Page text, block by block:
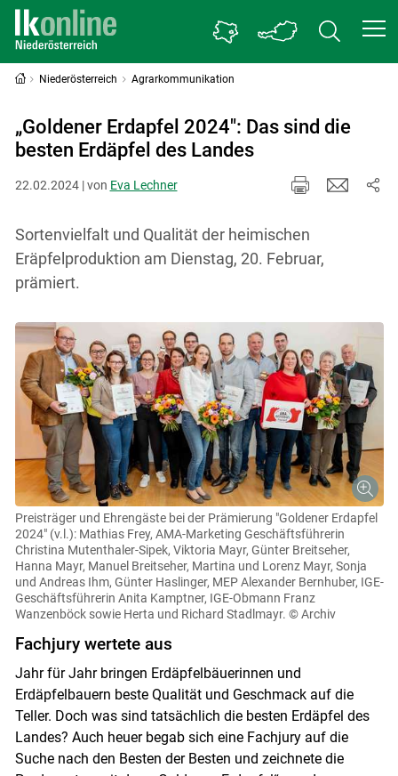
Niederösterreich Agrarkommunikation
„Goldener Erdapfel 2024": Das sind die
besten Erdäpfel des Landes
22.02.2024 | von Eva Lechner
Sortenvielfalt und Qualität der heimischen
Eräpfelproduktion am Dienstag, 20. Februar,
prämiert.
Preisträger und Ehrengäste bei der Prämierung "Goldener Erdapfel
2024" (v.l.): Mathias Frey, AMA-Marketing Geschäftsführerin
Christina Mutenthaler-Sipek, Viktoria Mayr, Günter Breitseher,
Hanna Mayr, Manuel Breitseher, Martina und Lorenz Mayr, Sonja
und Andreas Ihm, Günter Haslinger, MEP Alexander Bernhuber, IGE-
Geschäftsführerin Anita Kamptner, IGE-Obmann Franz
Wanzenböck sowie Herta und Richard Stadlmayr. © Archiv
Fachjury wertete aus
Jahr für Jahr bringen Erdäpfelbäuerinnen und
Erdäpfelbauern beste Qualität und Geschmack auf die
Teller. Doch was sind tatsächlich die besten Erdäpfel des
Landes? Auch heuer begab sich eine Fachjury auf die
Suche nach den Besten der Besten und zeichnete die